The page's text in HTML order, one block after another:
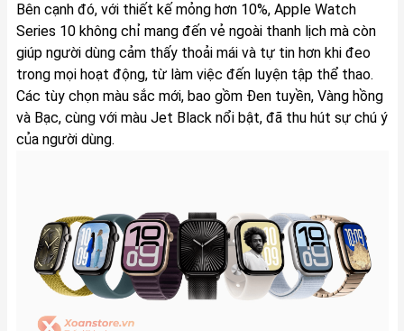
Bên cạnh đó, với thiết kế mỏng hơn 10%, Apple Watch
Series 10 không chỉ mang đến vẻ ngoài thanh lịch mà còn
giúp người dùng cảm thấy thoải mái và tự tin hơn khi đeo
trong mọi hoạt động, từ làm việc đến luyện tập thể thao.
Các tùy chọn màu sắc mới, bao gồm Đen tuyền, Vàng hồng
và Bạc, cùng với màu Jet Black nổi bật, đã thu hút sự chú ý
của người dùng.